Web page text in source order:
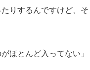
りするんですけど、そ
ほとんど入ってない」